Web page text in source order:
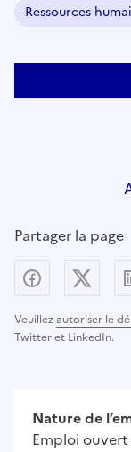
Ressources
Partager la page
Veuillezautoriser le
Twitter et LinkedIn.
Partager
Nature de
Emploi